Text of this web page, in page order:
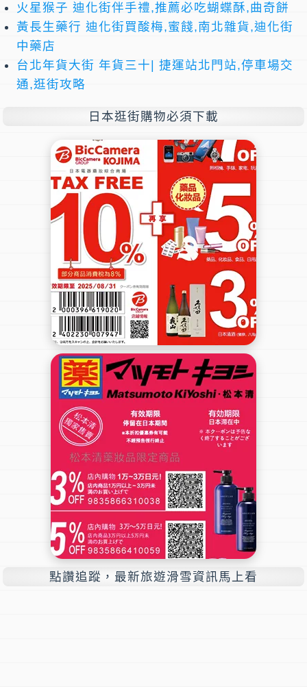
火星猴子 迪化街伴手禮,推薦必吃蝴蝶酥,曲奇餅
黃長生藥行 迪化街買酸梅,蜜餞,南北雜貨,迪化街
中藥店
台北年貨大街 年貨三十| 捷運站北門站,停車場交
通,逛街攻略
日本逛街購物必須下載
點讚追蹤，最新旅遊滑雪資訊馬上看